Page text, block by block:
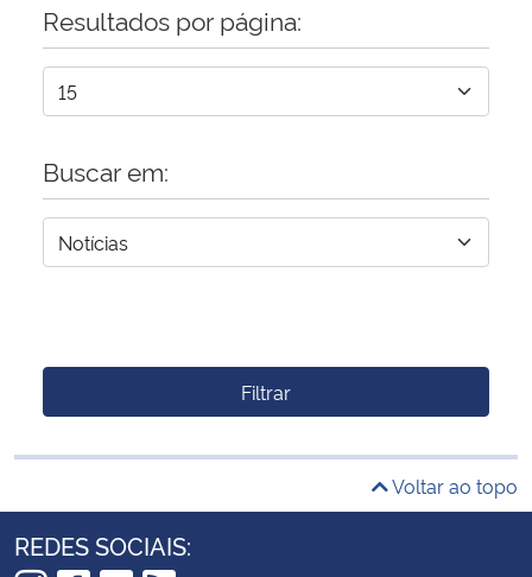
Resultados por página:
Buscar em:
Filtrar
Voltar ao topo
REDES SOCIAIS: